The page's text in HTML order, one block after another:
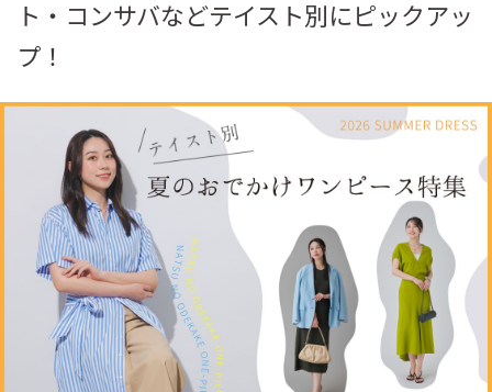
ト・コンサバなどテイスト別にピックアッ
プ！